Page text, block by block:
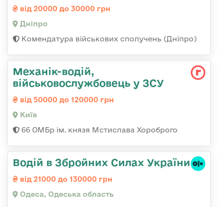
від 20000 до 30000 грн
Дніпро
Комендатура військових сполучень (Дніпро)
Механік-водій,
військовослужбовець у ЗСУ
від 50000 до 120000 грн
Київ
66 ОМБр ім. князя Мстислава Хороброго
Водій в Збройних Силах України
від 21000 до 130000 грн
Одеса, Одеська область